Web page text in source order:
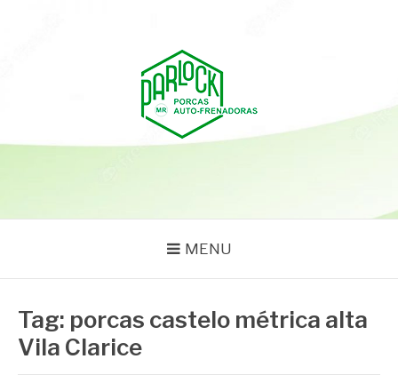
MENU
Tag: porcas castelo métrica alta
Vila Clarice